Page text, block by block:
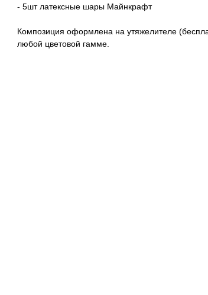
- 5шт латексные шары Майнкрафт
Композиция оформлена на утяжелителе
любой цветовой гамме.